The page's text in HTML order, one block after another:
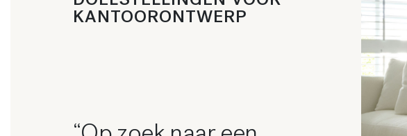
KANTOORONTWERP